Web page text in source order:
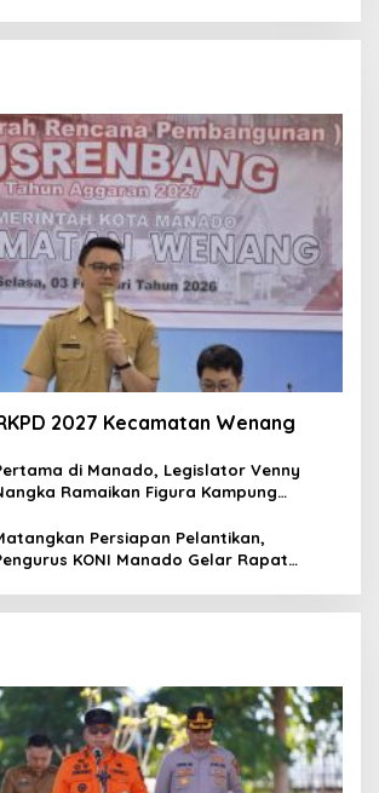
2027 Kecamatan Wenang
di Manado, Legislator Venny
Ramaikan Figura Kampung
Persiapan Pelantikan,
KONI Manado Gelar Rapat